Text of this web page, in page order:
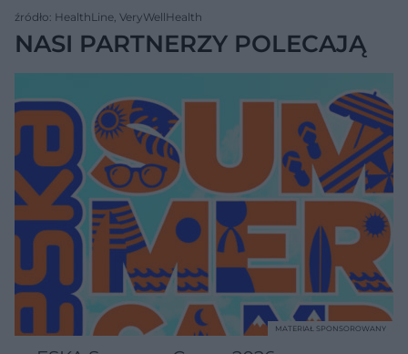
źródło: HealthLine, VeryWellHealth
NASI PARTNERZY POLECAJĄ
MATERIAŁ SPONSOROWANY